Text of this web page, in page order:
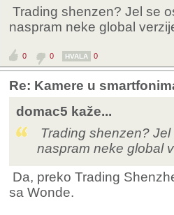
Trading shenzen? Jel se
naspram neke global
0 0 HVALA 0
Re: Kamere u
domac5 kaže...
Trading shenzen?
naspram neke global
Da, preko Trading
sa Wonde.